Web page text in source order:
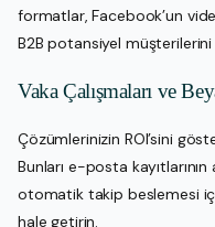
formatlar, Facebook’un
B2B potansiyel
Vaka Çalışmaları ve
Çözümlerinizin ROI’sini
Bunları e-posta
otomatik takip beslemesi
hale getirin.